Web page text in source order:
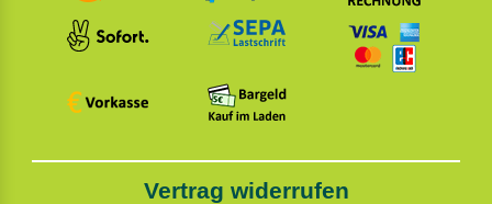
Vertrag widerrufen